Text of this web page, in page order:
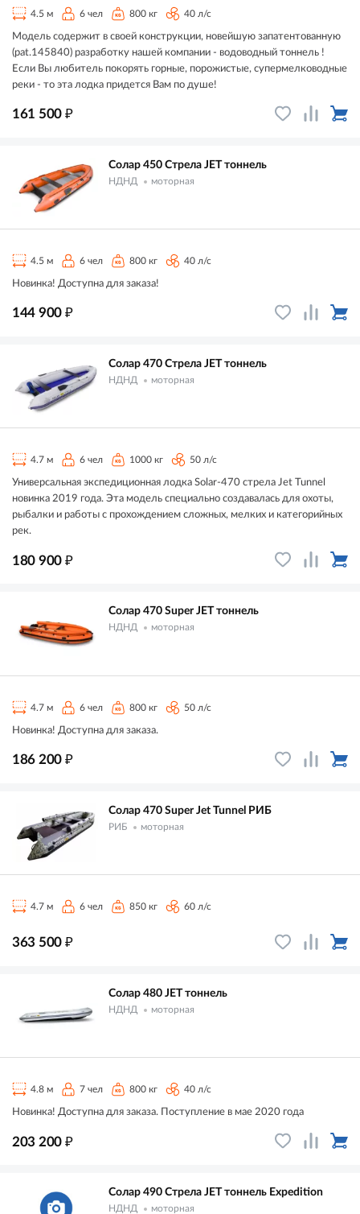
4.5 м 6 чел 800 кг 40 л/с
Модель содержит в своей конструкции, новейшую запатентованную
(pat.145840) разработку нашей компании - водоводный тоннель !
Если Вы любитель покорять горные, порожистые, супермелководные
реки - то эта лодка придется Вам по душе!
161 500 ₽
Солар 450 Стрела JET тоннель
НДНД моторная
4.5 м 6 чел 800 кг 40 л/с
Новинка! Доступна для заказа!
144 900 ₽
Солар 470 Стрела JET тоннель
НДНД моторная
4.7 м 6 чел 1000 кг 50 л/с
Универсальная экспедиционная лодка Solar-470 стрела Jet Tunnel
новинка 2019 года. Эта модель специально создавалась для охоты,
рыбалки и работы с прохождением сложных, мелких и категорийных
рек.
180 900 ₽
Солар 470 Super JET тоннель
НДНД моторная
4.7 м 6 чел 800 кг 50 л/с
Новинка! Доступна для заказа.
186 200 ₽
Солар 470 Super Jet Tunnel РИБ
РИБ моторная
4.7 м 6 чел 850 кг 60 л/с
363 500 ₽
Солар 480 JET тоннель
НДНД моторная
4.8 м 7 чел 800 кг 40 л/с
Новинка! Доступна для заказа. Поступление в мае 2020 года
203 200 ₽
Солар 490 Стрела JET тоннель Expedition
НДНД моторная